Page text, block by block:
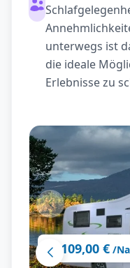
unterwegs ist
die ideale
Erlebnisse zu
ab 109,00 € /